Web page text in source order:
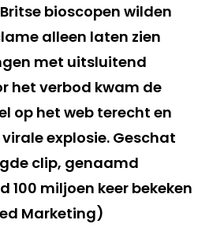
bioscopen wilden
alleen laten zien
met uitsluitend
het verbod kwam de
op het web terecht en
explosie. Geschat
clip, genaamd
100 miljoen keer bekeken
Marketing)